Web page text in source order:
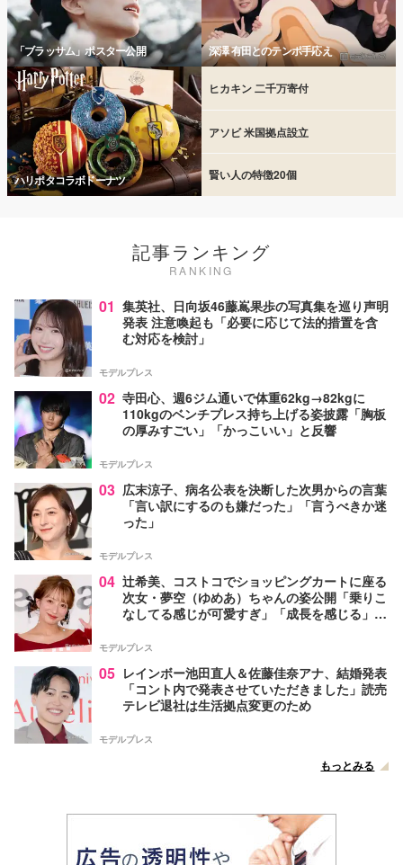
「ブラッサム」ポスター公開 深澤 有田とのテンポ手応え
ハリポタコラボドーナツ
ヒカキン 二千万寄付
アソビ 米国拠点設立
賢い人の特徴20個
記事ランキング
RANKING
01 集英社、日向坂46藤嶌果歩の写真集を巡り声明
発表 注意喚起も「必要に応じて法的措置を含
む対応を検討」
モデルプレス
02 寺田心、週6ジム通いで体重62kg→82kgに
110kgのベンチプレス持ち上げる姿披露「胸板
の厚みすごい」「かっこいい」と反響
モデルプレス
03 広末涼子、病名公表を決断した次男からの言葉
「言い訳にするのも嫌だった」「言うべきか迷
った」
モデルプレス
04 辻希美、コストコでショッピングカートに座る
次女・夢空（ゆめあ）ちゃんの姿公開「乗りこ
なしてる感じが可愛すぎ」「成長を感じる」の
モデルプレス
05 レインボー池田直人＆佐藤佳奈アナ、結婚発表
「コント内で発表させていただきました」読売
テレビ退社は生活拠点変更のため
モデルプレス
もっとみる